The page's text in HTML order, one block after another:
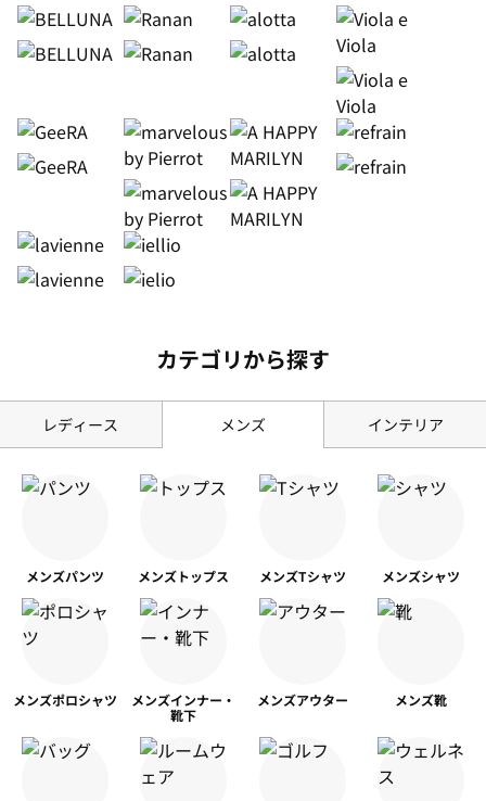
カテゴリから探す
レディース メンズ インテリア
メンズパンツ メンズトップス メンズTシャツ メンズシャツ
メンズポロシャツ メンズインナー・
靴下
メンズアウター メンズ靴